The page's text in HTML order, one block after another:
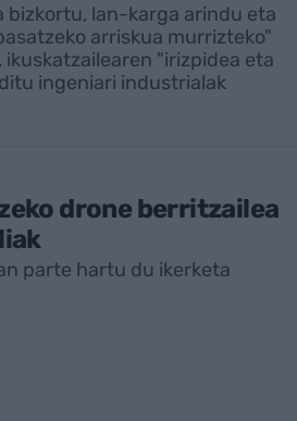
bizkortu, lan-karga arindu eta
arriskua murrizteko"
"irizpidea eta
ingeniari industrialak
drone berritzailea
parte hartu du ikerketa